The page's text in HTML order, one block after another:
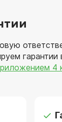
гарантии
4